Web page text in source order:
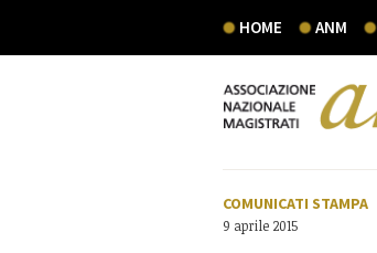
HOME ANM
COMUNICATI STAMPA
9 aprile 2015